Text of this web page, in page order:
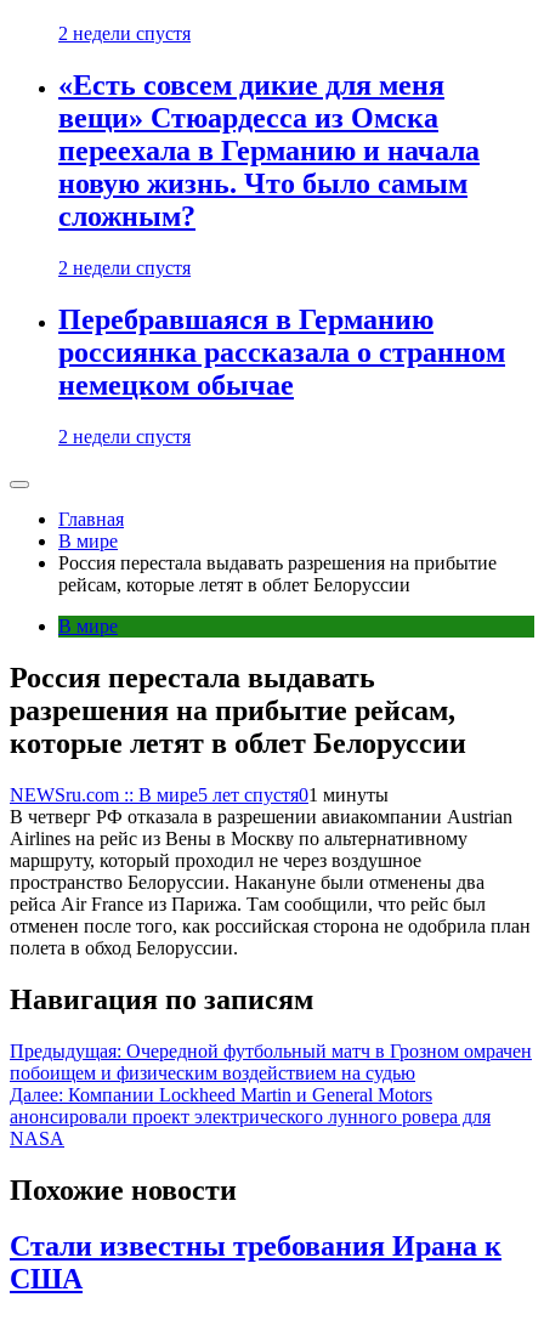
2 недели спустя
«Есть совсем дикие для меня
вещи» Стюардесса из Омска
переехала в Германию и начала
новую жизнь. Что было самым
сложным?
2 недели спустя
Перебравшаяся в Германию
россиянка рассказала о странном
немецком обычае
2 недели спустя
Главная
В мире
Россия перестала выдавать разрешения на прибытие
рейсам, которые летят в облет Белоруссии
В мире
Россия перестала выдавать
разрешения на прибытие рейсам,
которые летят в облет Белоруссии
NEWSru.com :: В мире5 лет спустя01 минуты
В четверг РФ отказала в разрешении авиакомпании Austrian
Airlines на рейс из Вены в Москву по альтернативному
маршруту, который проходил не через воздушное
пространство Белоруссии. Накануне были отменены два
рейса Air France из Парижа. Там сообщили, что рейс был
отменен после того, как российская сторона не одобрила план
полета в обход Белоруссии.
Навигация по записям
Предыдущая: Очередной футбольный матч в Грозном омрачен
побоищем и физическим воздействием на судью
Далее: Компании Lockheed Martin и General Motors
анонсировали проект электрического лунного ровера для
NASA
Похожие новости
Стали известны требования Ирана к
США